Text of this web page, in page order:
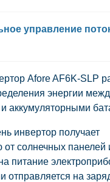
управление
Afore AF6K-SLP
энергии
аккумуляторными
инвертор получает
от солнечных панелей
питание
отправляется на